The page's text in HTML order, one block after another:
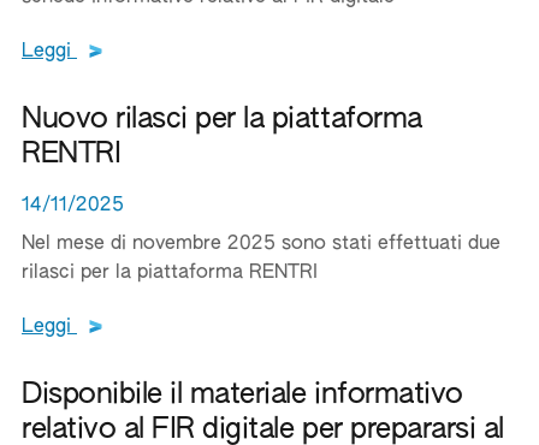
Leggi Leggi tutto il testo del documento
Nuovo rilasci per la piattaforma
RENTRI
14/11/2025
Nel mese di novembre 2025 sono stati effettuati due
rilasci per la piattaforma RENTRI
Leggi Leggi tutto il testo del documento
Disponibile il materiale informativo
relativo al FIR digitale per prepararsi al